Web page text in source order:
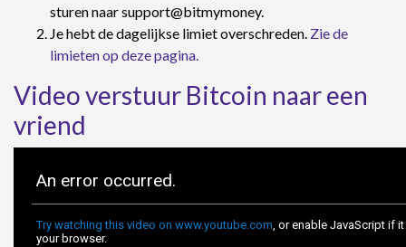
sturen naar support@bitmymoney.
Je hebt de dagelijkse limiet overschreden. Zie de
limieten op deze pagina.
Video verstuur Bitcoin naar een
vriend